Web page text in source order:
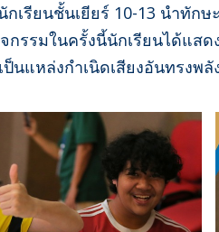
เรียนชั้นเยียร์ 10-13 นำทัก
กรรมในครั้งนี้นักเรียนได้แส
นแหล่งกำเนิดเสียงอันทรงพลั